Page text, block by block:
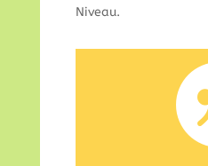
Niveau.